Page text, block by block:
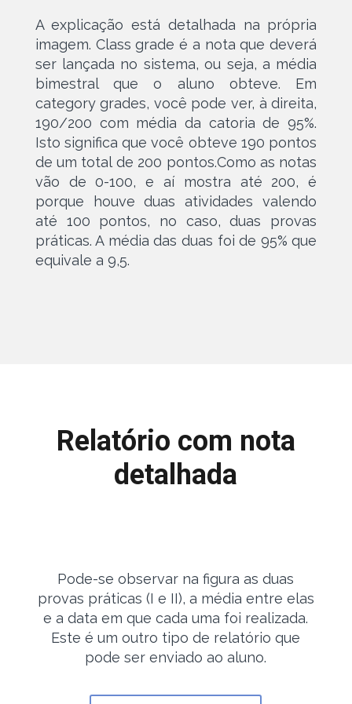
A explicação está detalhada na própria
imagem. Class grade é a nota que deverá
ser lançada no sistema, ou seja, a média
bimestral que o aluno obteve. Em
category grades, você pode ver, à direita,
190/200 com média da catoria de 95%.
Isto significa que você obteve 190 pontos
de um total de 200 pontos.Como as notas
vão de 0-100, e aí mostra até 200, é
porque houve duas atividades valendo
até 100 pontos, no caso, duas provas
práticas. A média das duas foi de 95% que
equivale a 9,5.
Relatório com nota
detalhada
Pode-se observar na figura as duas
provas práticas (I e II), a média entre elas
e a data em que cada uma foi realizada.
Este é um outro tipo de relatório que
pode ser enviado ao aluno.